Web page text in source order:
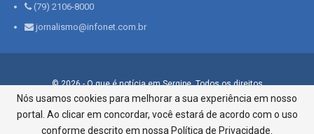
(79) 2106-8000
jornalismo@infonet.com.br
© 2026 - O que é notícia em Sergipe. Todos os direitos
reservados.
Infonet - Rua Monsenhor Silveira 276, Bairro São José |
Aracaju-SE, CEP 49015-030, Fone: 79.2106.8000 - CI Centro de
Nós usamos cookies para melhorar a sua experiência em nosso
portal. Ao clicar em concordar, você estará de acordo com o uso
conforme descrito em nossa Política de Privacidade.